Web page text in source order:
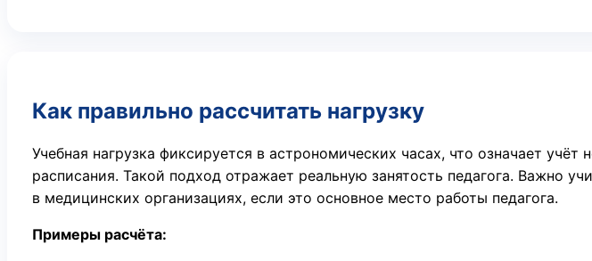
Как правильно рассчитать нагрузку
Учебная нагрузка фиксируется в астрономических часах, что означает
расписания. Такой подход отражает реальную занятость педагога. Важно
в медицинских организациях, если это основное место работы педагога.
Примеры расчёта: